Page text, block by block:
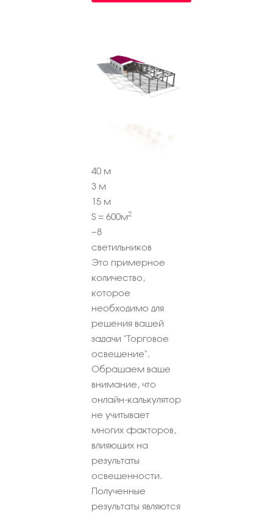
40 м
3 м
15 м
S = 600м2
~8
светильников
Это примерное
количество,
которое
необходимо для
решения вашей
задачи "Торговое
освещение".
Обращаем ваше
внимание, что
онлайн-калькулятор
не учитывает
многих факторов,
влияющих на
результаты
освещенности.
Полученные
результаты являются